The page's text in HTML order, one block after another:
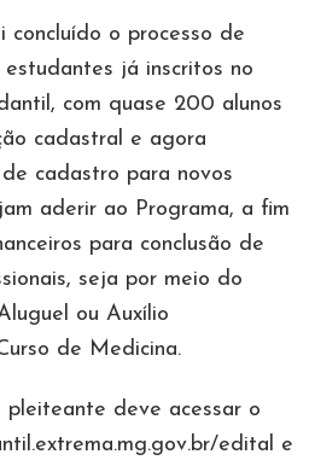
concluído o processo de
já inscritos no
com quase 200 alunos
cadastral e agora
cadastro para novos
aderir ao Programa, a fim
para conclusão de
seja por meio do
ou Auxílio
de Medicina.
pleiteante deve acessar o
edital e